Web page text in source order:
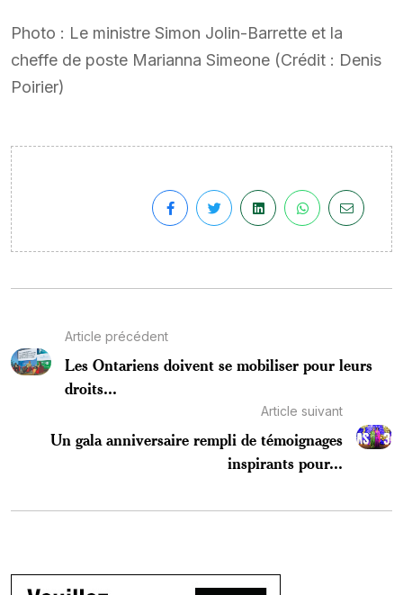
Photo : Le ministre Simon Jolin-Barrette et la
cheffe de poste Marianna Simeone (Crédit : Denis
Poirier)
Article précédent
Les Ontariens doivent se mobiliser pour leurs
droits...
Article suivant
Un gala anniversaire rempli de témoignages
inspirants pour...